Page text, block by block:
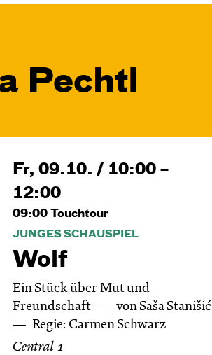
Pechtl
Fr, 09.10. / 10:00 –
12:00
09:00 Touchtour
JUNGES SCHAUSPIEL
Wolf
Ein Stück über Mut und
Freundschaft
von Saša Stanišić
Regie: Carmen Schwarz
Central 1